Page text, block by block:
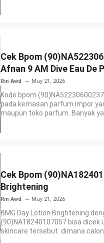
Cek Bpom
Afnan 9 AM Dive Eau De
Rin Awd May 21, 2026
Kode bpom
pada kemasan parfum impor
maupun toko parfum. Banyak
Cek Bpom
Brightening
Rin Awd May 21, 2026
BMG Day Lotion Brightening
(90)NA18240107057 bisa
skincare tersebut. dimana